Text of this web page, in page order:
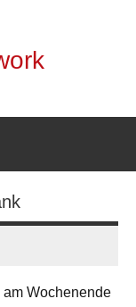
Wochenende